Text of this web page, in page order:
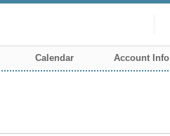
Calendar Account Info